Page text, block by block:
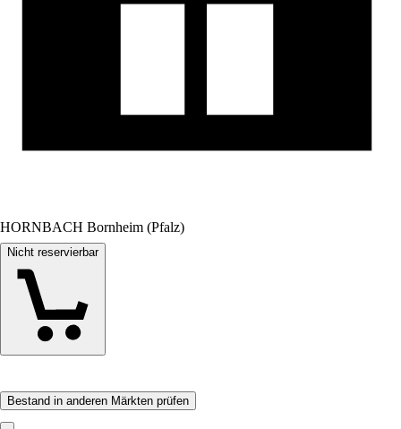
HORNBACH Bornheim (Pfalz)
Nicht reservierbar
Bestand in anderen Märkten prüfen